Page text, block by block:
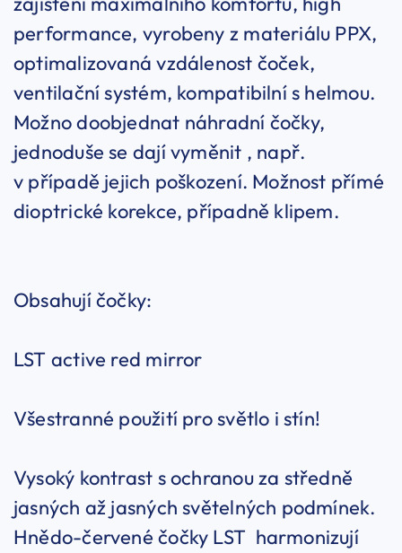
performance, vyrobeny z materiálu PPX,
optimalizovaná vzdálenost čoček,
ventilační systém, kompatibilní s helmou.
Možno doobjednat náhradní čočky,
jednoduše se dají vyměnit , např.
v případě jejich poškození. Možnost přímé
dioptrické korekce, případně klipem.
Obsahují čočky:
LST active red mirror
Všestranné použití pro světlo i stín!
Vysoký kontrast s ochranou za středně
jasných až jasných světelných podmínek.
Hnědo-červené čočky LST harmonizují